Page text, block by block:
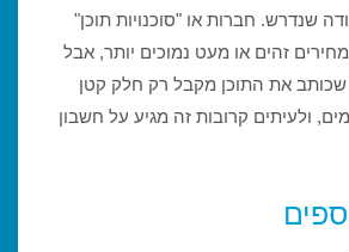
שנדרש. חברות או "סוכנויות תוכן"
זהים או מעט נמוכים יותר, אבל
שכותב את התוכן מקבל רק חלק קטן
ולעיתים קרובות זה מגיע על חשבון